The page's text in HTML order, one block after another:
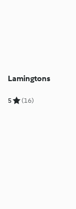
Lamingtons
5 (16)